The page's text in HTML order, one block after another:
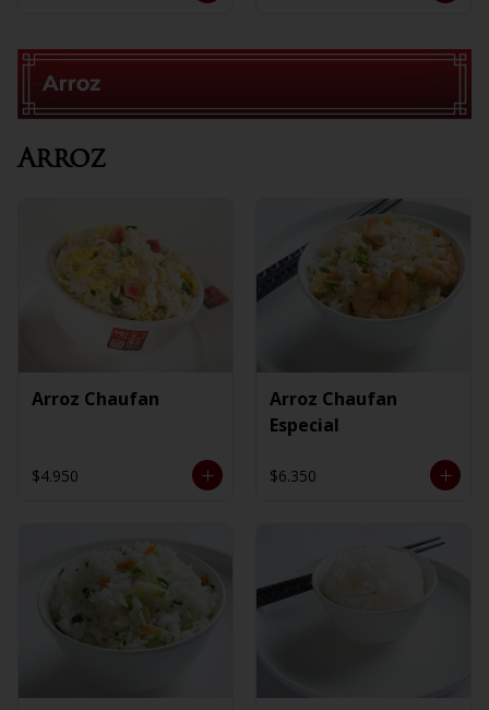
Arroz
Arroz Chaufan
$4.950
Arroz Chaufan
Especial
$6.350